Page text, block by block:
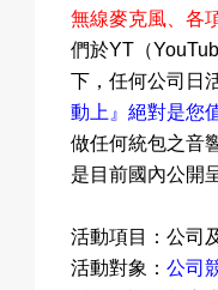
無線麥克風 、
們於YT （
下，任何公司日
動上』絕對是您
做任何統包之音
是目前國內公開
活動項目：公司
活動對象：公司